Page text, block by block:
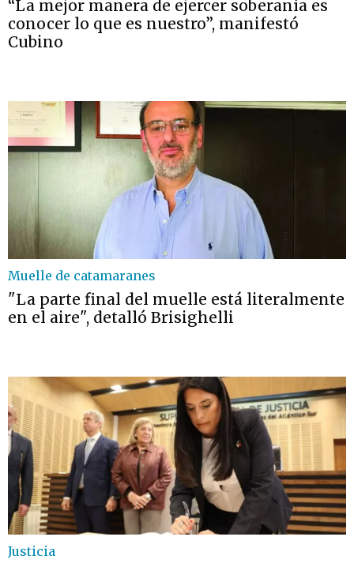
“La mejor manera de ejercer soberanía es
conocer lo que es nuestro”, manifestó
Cubino
Muelle de catamaranes
"La parte final del muelle está literalmente
en el aire", detalló Brisighelli
Justicia